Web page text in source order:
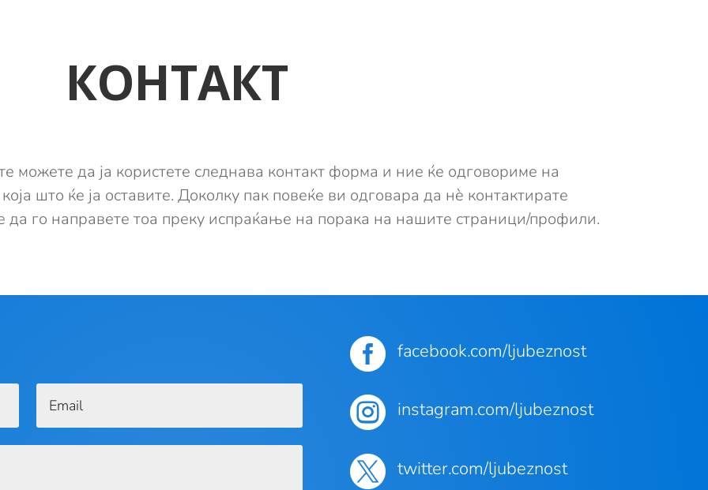
КОНТАКТ
можете да ја користете следнава контакт форма и ние ќе одговориме на
што ќе ја оставите. Доколку пак повеќе ви одговара да нè контактирате
да го направете тоа преку испраќање на порака на нашите страници/профили.
 facebook.com/ljubeznost
 instagram.com/ljubeznost
 twitter.com/ljubeznost